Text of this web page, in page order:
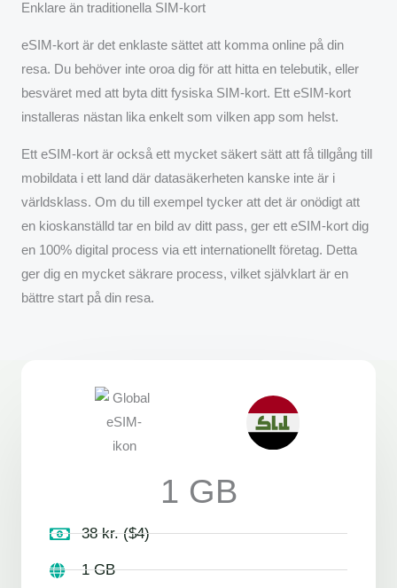
Enklare än traditionella SIM-kort
eSIM-kort är det enklaste sättet att komma online på din
resa. Du behöver inte oroa dig för att hitta en telebutik, eller
besväret med att byta ditt fysiska SIM-kort. Ett eSIM-kort
installeras nästan lika enkelt som vilken app som helst.
Ett eSIM-kort är också ett mycket säkert sätt att få tillgång till
mobildata i ett land där datasäkerheten kanske inte är i
världsklass. Om du till exempel tycker att det är onödigt att
en kioskanställd tar en bild av ditt pass, ger ett eSIM-kort dig
en 100% digital process via ett internationellt företag. Detta
ger dig en mycket säkrare process, vilket självklart är en
bättre start på din resa.
1 GB
38 kr. ($4)
1 GB